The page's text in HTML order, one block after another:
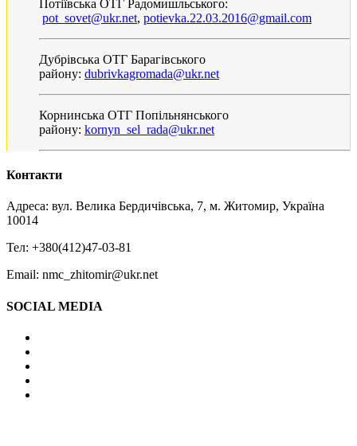
Потіївська ОТГ Радомишльського:
pot_sovet@ukr.net, potievka.22.03.2016@gmail.com
Дубрівська ОТГ Барагівського
району: dubrivkagromada@ukr.net
Корнинська ОТГ Попільнянського
району: kornyn_sel_rada@ukr.net
Контакти
Адреса: вул. Велика Бердичівська, 7, м. Житомир, Україна
10014
Тел: +380(412)47-03-81
Email: nmc_zhitomir@ukr.net
SOCIAL MEDIA